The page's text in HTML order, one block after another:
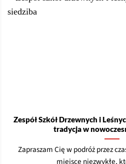
Zespół Szkół Drzewnych i
tradycja w
Zapraszam Cię w podróż przez
miejsce niezwykłe,